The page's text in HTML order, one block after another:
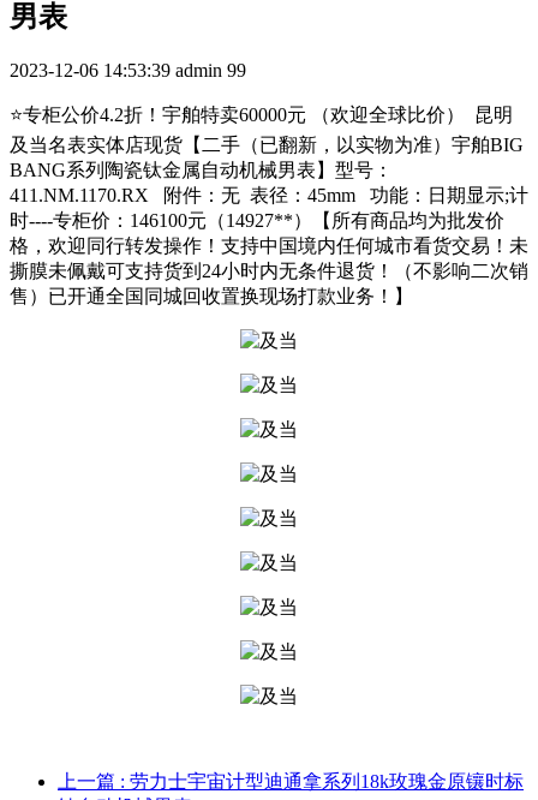
男表
2023-12-06 14:53:39 admin 99
⭐专柜公价4.2折！宇舶特卖60000元 （欢迎全球比价） 昆明
及当名表实体店现货【二手（已翻新，以实物为准）宇舶BIG
BANG系列陶瓷钛金属自动机械男表】型号：
411.NM.1170.RX 附件：无 表径：45mm 功能：日期显示;计
时----专柜价：146100元（14927**）【所有商品均为批发价
格，欢迎同行转发操作！支持中国境内任何城市看货交易！未
撕膜未佩戴可支持货到24小时内无条件退货！（不影响二次销
售）已开通全国同城回收置换现场打款业务！】
上一篇 : 劳力士宇宙计型迪通拿系列18k玫瑰金原镶时标